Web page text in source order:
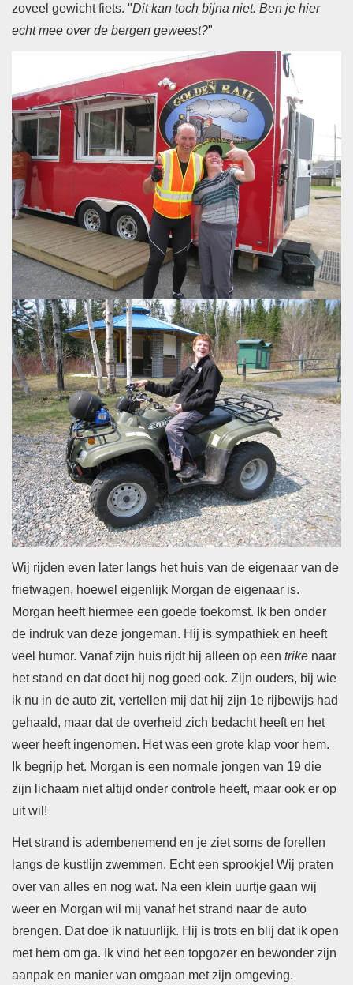
zoveel gewicht fiets. "Dit kan toch bijna niet. Ben je hier
echt mee over de bergen geweest?"
Wij rijden even later langs het huis van de eigenaar van de
frietwagen, hoewel eigenlijk Morgan de eigenaar is.
Morgan heeft hiermee een goede toekomst. Ik ben onder
de indruk van deze jongeman. Hij is sympathiek en heeft
veel humor. Vanaf zijn huis rijdt hij alleen op een trike naar
het stand en dat doet hij nog goed ook. Zijn ouders, bij wie
ik nu in de auto zit, vertellen mij dat hij zijn 1e rijbewijs had
gehaald, maar dat de overheid zich bedacht heeft en het
weer heeft ingenomen. Het was een grote klap voor hem.
Ik begrijp het. Morgan is een normale jongen van 19 die
zijn lichaam niet altijd onder controle heeft, maar ook er op
uit wil!
Het strand is adembenemend en je ziet soms de forellen
langs de kustlijn zwemmen. Echt een sprookje! Wij praten
over van alles en nog wat. Na een klein uurtje gaan wij
weer en Morgan wil mij vanaf het strand naar de auto
brengen. Dat doe ik natuurlijk. Hij is trots en blij dat ik open
met hem om ga. Ik vind het een topgozer en bewonder zijn
aanpak en manier van omgaan met zijn omgeving.